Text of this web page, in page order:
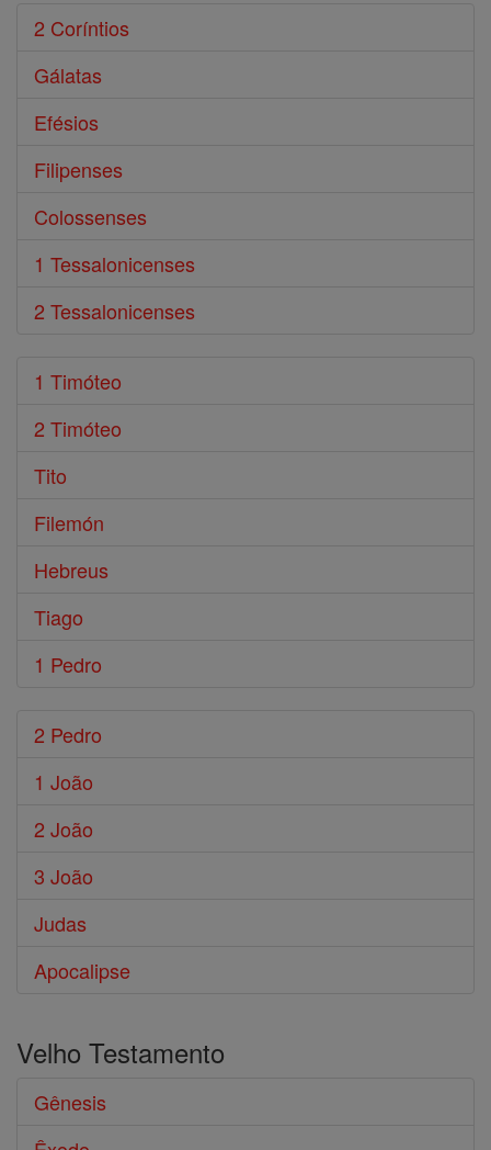
2 Coríntios
Gálatas
Efésios
Filipenses
Colossenses
1 Tessalonicenses
2 Tessalonicenses
1 Timóteo
2 Timóteo
Tito
Filemón
Hebreus
Tiago
1 Pedro
2 Pedro
1 João
2 João
3 João
Judas
Apocalipse
Velho Testamento
Gênesis